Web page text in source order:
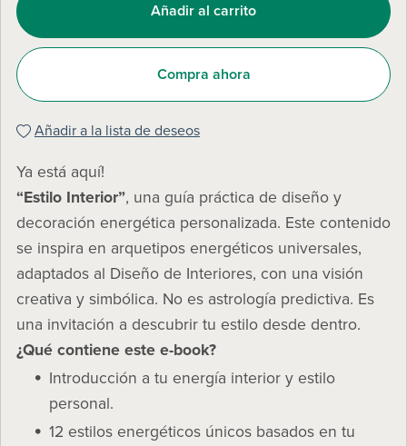
Añadir al carrito
Compra ahora
Añadir a la lista de deseos
Ya está aquí!
“Estilo Interior”, una guía práctica de diseño y
decoración energética personalizada. Este contenido
se inspira en arquetipos energéticos universales,
adaptados al Diseño de Interiores, con una visión
creativa y simbólica. No es astrología predictiva. Es
una invitación a descubrir tu estilo desde dentro.
¿Qué contiene este e-book?
Introducción a tu energía interior y estilo
personal.
12 estilos energéticos únicos basados en tu